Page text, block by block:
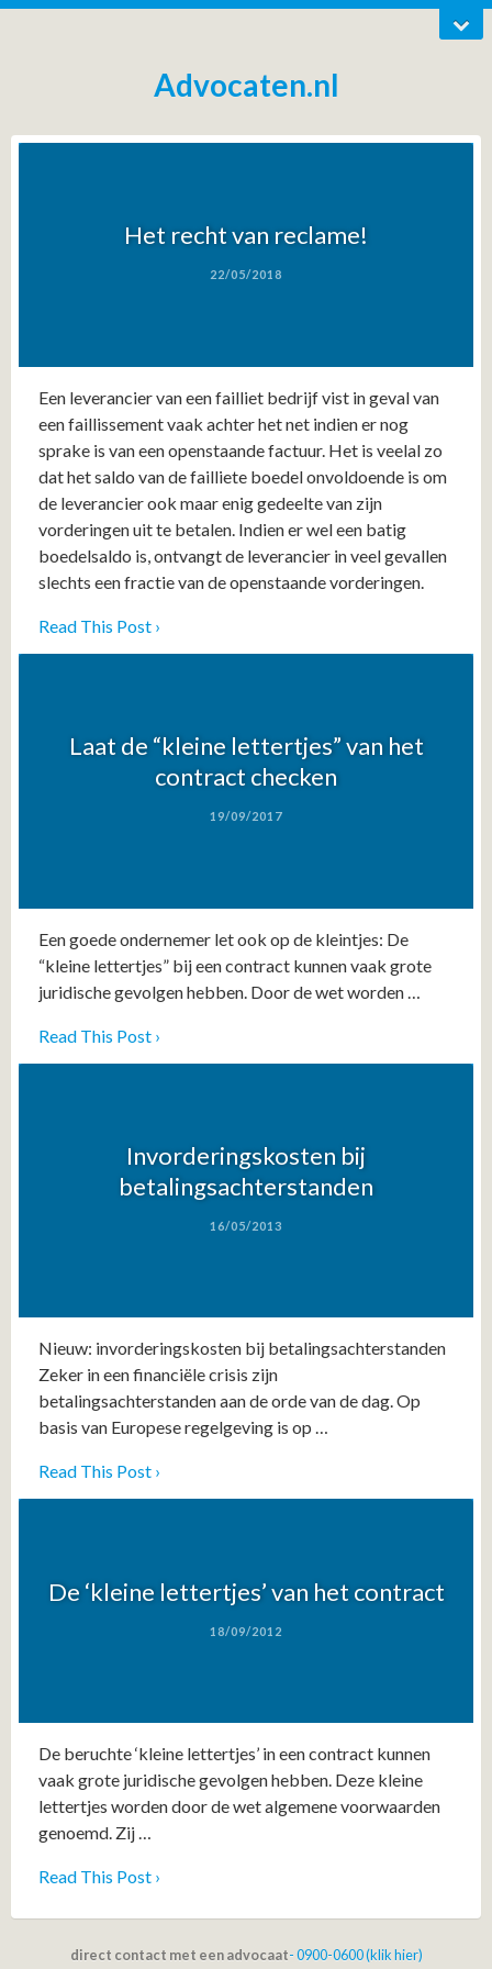
Advocaten.nl
Het recht van reclame!
22/05/2018
Een leverancier van een failliet bedrijf vist in geval van
een faillissement vaak achter het net indien er nog
sprake is van een openstaande factuur. Het is veelal zo
dat het saldo van de failliete boedel onvoldoende is om
de leverancier ook maar enig gedeelte van zijn
vorderingen uit te betalen. Indien er wel een batig
boedelsaldo is, ontvangt de leverancier in veel gevallen
slechts een fractie van de openstaande vorderingen.
Read This Post ›
Laat de “kleine lettertjes” van het
contract checken
19/09/2017
Een goede ondernemer let ook op de kleintjes: De
“kleine lettertjes” bij een contract kunnen vaak grote
juridische gevolgen hebben. Door de wet worden …
Read This Post ›
Invorderingskosten bij
betalingsachterstanden
16/05/2013
Nieuw: invorderingskosten bij betalingsachterstanden
Zeker in een financiële crisis zijn
betalingsachterstanden aan de orde van de dag. Op
basis van Europese regelgeving is op …
Read This Post ›
De ‘kleine lettertjes’ van het contract
18/09/2012
De beruchte ‘kleine lettertjes’ in een contract kunnen
vaak grote juridische gevolgen hebben. Deze kleine
lettertjes worden door de wet algemene voorwaarden
genoemd. Zij …
Read This Post ›
direct contact met een advocaat- 0900-0600 (klik hier)